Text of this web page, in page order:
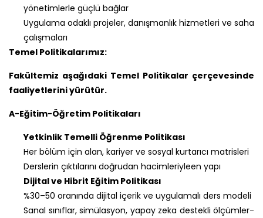
yönetimlerle güçlü bağlar
Uygulama odaklı projeler, danışmanlık hizmetleri ve saha
çalışmaları
Temel Politikalarımız:
Fakültemiz aşağıdaki Temel Politikalar çerçevesinde
faaliyetlerini yürütür.
A-Eğitim-Öğretim Politikaları
Yetkinlik Temelli Öğrenme Politikası
Her bölüm için alan, kariyer ve sosyal kurtarıcı matrisleri
Derslerin çıktılarını doğrudan hacimleriyleen yapı
Dijital ve Hibrit Eğitim Politikası
%30–50 oranında dijital içerik ve uygulamalı ders modeli
Sanal sınıflar, simülasyon, yapay zeka destekli ölçümler-